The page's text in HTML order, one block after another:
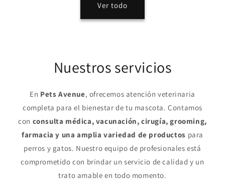
Ver todo
Nuestros servicios
En Pets Avenue, ofrecemos atención veterinaria
completa para el bienestar de tu mascota. Contamos
con consulta médica, vacunación, cirugía, grooming,
farmacia y una amplia variedad de productos para
perros y gatos. Nuestro equipo de profesionales está
comprometido con brindar un servicio de calidad y un
trato amable en todo momento.